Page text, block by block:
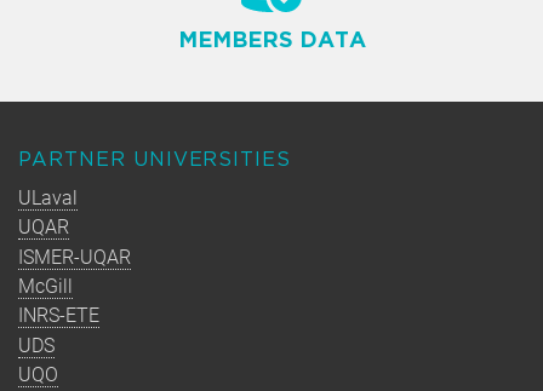
MEMBERS DATA
PARTNER UNIVERSITIES
ULaval
UQAR
ISMER-UQAR
McGill
INRS-ETE
UDS
UQO